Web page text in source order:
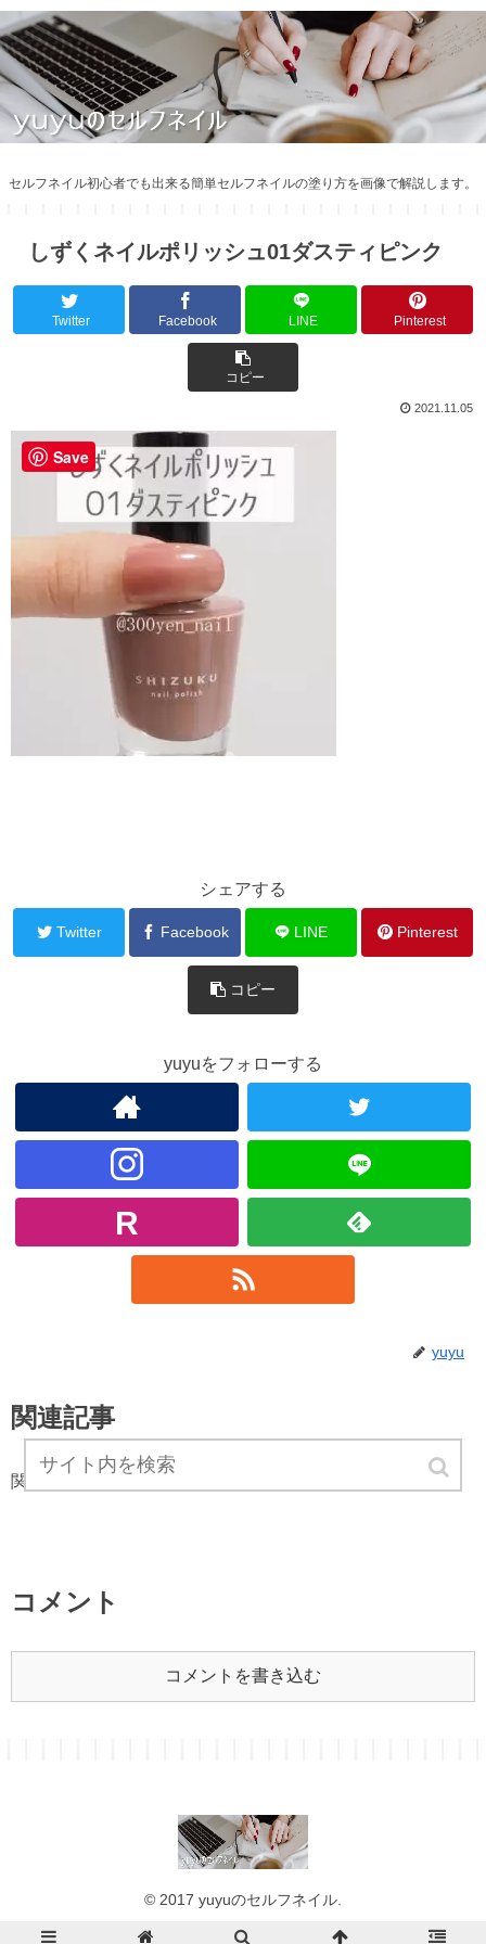
セルフネイル初心者でも出来る簡単セルフネイルの塗り方を画像で解説します。
しずくネイルポリッシュ01ダスティピンク
Twitter Facebook LINE Pinterest
コピー
2021.11.05
シェアする
Twitter Facebook LINE Pinterest
コピー
yuyuをフォローする
yuyu
関連記事
関連記事は見つかりませんでした。
コメント
コメントを書き込む
© 2017 yuyuのセルフネイル.
Save